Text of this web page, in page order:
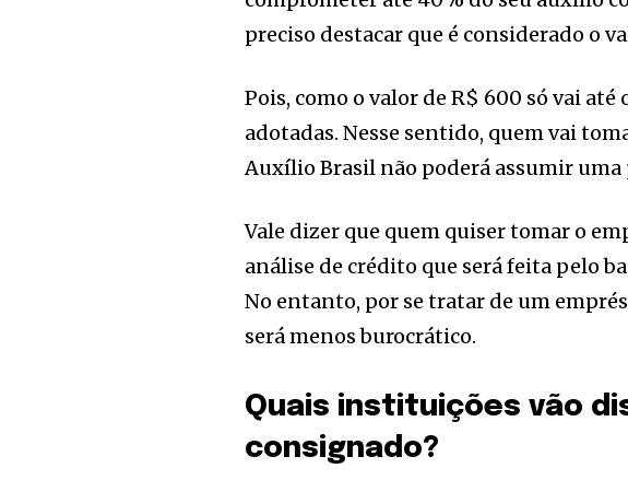
preciso destacar que é considerado o
Pois, como o valor de R$ 600 só vai
adotadas. Nesse sentido, quem vai
Auxílio Brasil não poderá assumir uma
Vale dizer que quem quiser tomar o
análise de crédito que será feita pelo
No entanto, por se tratar de um
será menos burocrático.
Quais instituições vão
consignado?